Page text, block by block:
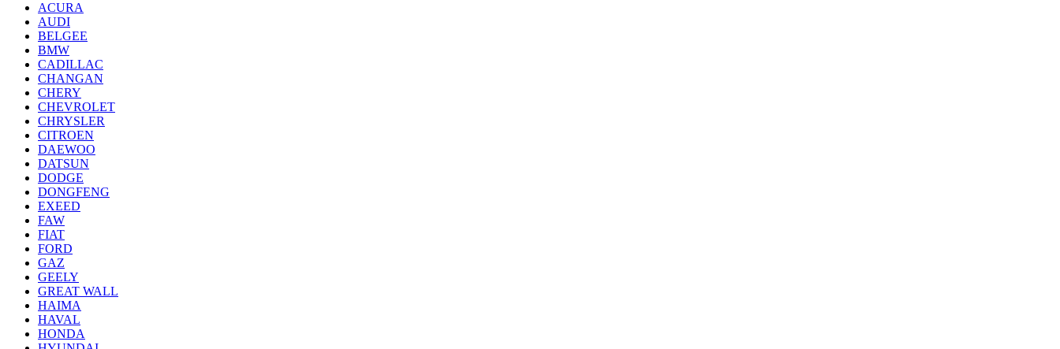
ACURA
AUDI
BELGEE
BMW
CADILLAC
CHANGAN
CHERY
CHEVROLET
CHRYSLER
CITROEN
DAEWOO
DATSUN
DODGE
DONGFENG
EXEED
FAW
FIAT
FORD
GAZ
GEELY
GREAT WALL
HAIMA
HAVAL
HONDA